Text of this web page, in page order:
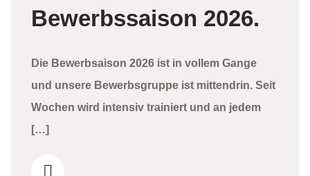
Bewerbssaison 2026.
Die Bewerbsaison 2026 ist in vollem Gange
und unsere Bewerbsgruppe ist mittendrin. Seit
Wochen wird intensiv trainiert und an jedem
[…]